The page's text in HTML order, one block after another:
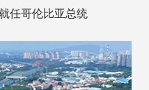
任哥伦比亚总统